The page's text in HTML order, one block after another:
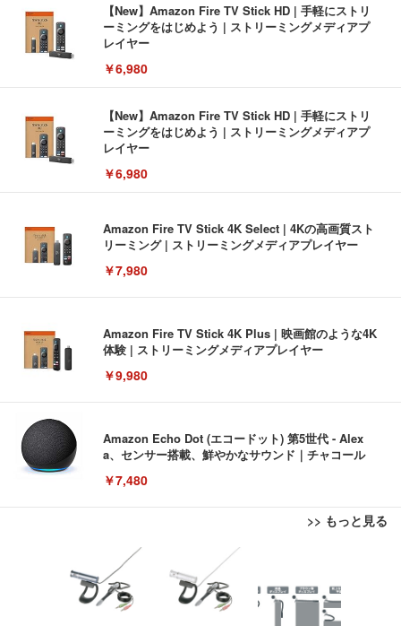
【New】Amazon Fire TV Stick HD | 手軽にストリ
ーミングをはじめよう | ストリーミングメディアプ
レイヤー
￥6,980
【New】Amazon Fire TV Stick HD | 手軽にストリ
ーミングをはじめよう | ストリーミングメディアプ
レイヤー
￥6,980
Amazon Fire TV Stick 4K Select | 4Kの高画質スト
リーミング | ストリーミングメディアプレイヤー
￥7,980
Amazon Fire TV Stick 4K Plus | 映画館のような4K
体験 | ストリーミングメディアプレイヤー
￥9,980
Amazon Echo Dot (エコードット) 第5世代 - Alex
a、センサー搭載、鮮やかなサウンド｜チャコール
￥7,480
>> もっと見る
[EdoErgo] オフィスチェア 椅子 テレワーク 疲れな
い 跳ね上げ式アームレスト コンパクト 約105度ロッ
キング pc 事務椅子 360度回転 座面昇降 強化ナイロ
ン樹脂ベース 通気性メッシュ 在宅ワーク H-WY01
￥5,699
EIZO ビジネス向けプレミアムモニター | FlexScan
EV3240X-WT | 31.5型4K UHD・USB Type-C・ホワ
イト
￥105,595
Amazonベーシック ペットシーツ 薄型 レギュラー 1
回使い捨て 無香料 ホワイト 300枚
￥3,373